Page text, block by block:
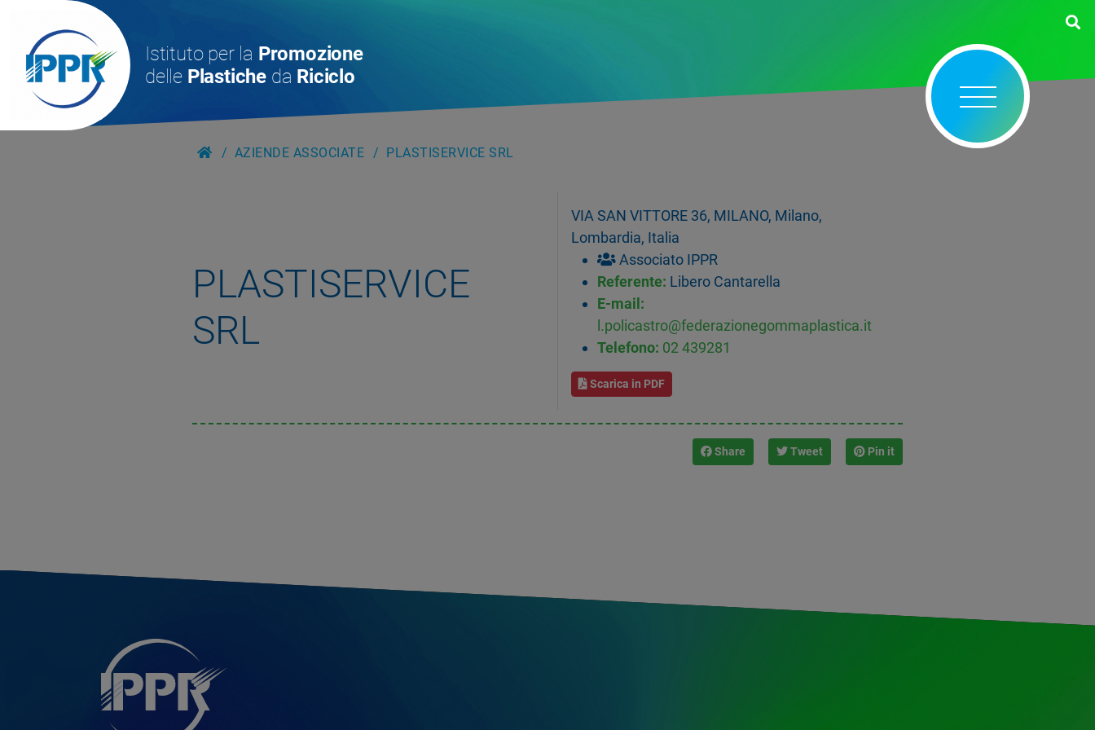
Istituto per la Promozione
delle Plastiche da Riciclo
AZIENDE ASSOCIATE PLASTISERVICE SRL
PLASTISERVICE
SRL
VIA SAN VITTORE 36, MILANO, Milano,
Lombardia, Italia
Associato IPPR
Referente: Libero Cantarella
E-mail:
l.policastro@federazionegommaplastica.it
Telefono: 02 439281
Scarica in PDF
Share Tweet Pin it